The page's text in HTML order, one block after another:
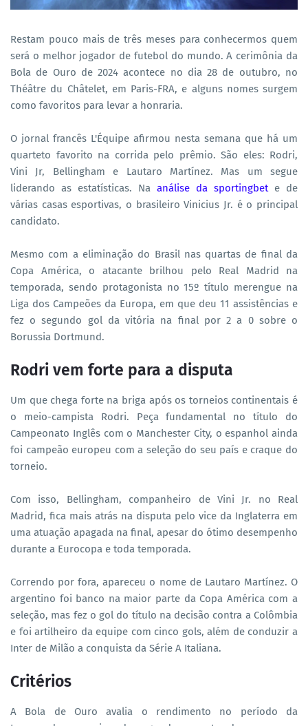
Restam pouco mais de três meses para conhecermos quem
será o melhor jogador de futebol do mundo. A cerimônia da
Bola de Ouro de 2024 acontece no dia 28 de outubro, no
Théâtre du Châtelet, em Paris-FRA, e alguns nomes surgem
como favoritos para levar a honraria.
O jornal francês L'Équipe afirmou nesta semana que há um
quarteto favorito na corrida pelo prêmio. São eles: Rodri,
Vini Jr, Bellingham e Lautaro Martínez. Mas um segue
liderando as estatísticas. Na análise da sportingbete de
várias casas esportivas, o brasileiro Vinicius Jr. é o principal
candidato.
Mesmo com a eliminação do Brasil nas quartas de final da
Copa América, o atacante brilhou pelo Real Madrid na
temporada, sendo protagonista no 15º título merengue na
Liga dos Campeões da Europa, em que deu 11 assistências e
fez o segundo gol da vitória na final por 2 a 0 sobre o
Borussia Dortmund.
Rodri vem forte para a disputa
Um que chega forte na briga após os torneios continentais é
o meio-campista Rodri. Peça fundamental no título do
Campeonato Inglês com o Manchester City, o espanhol ainda
foi campeão europeu com a seleção do seu país e craque do
torneio.
Com isso, Bellingham, companheiro de Vini Jr. no Real
Madrid, fica mais atrás na disputa pelo vice da Inglaterra em
uma atuação apagada na final, apesar do ótimo desempenho
durante a Eurocopa e toda temporada.
Correndo por fora, apareceu o nome de Lautaro Martínez. O
argentino foi banco na maior parte da Copa América com a
seleção, mas fez o gol do título na decisão contra a Colômbia
e foi artilheiro da equipe com cinco gols, além de conduzir a
Inter de Milão a conquista da Série A Italiana.
Critérios
A Bola de Ouro avalia o rendimento no período da